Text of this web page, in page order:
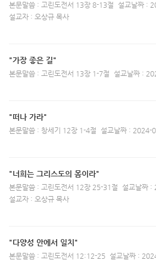
본문말씀 : 고린도전서 13장 8-13절
설교날짜 :
설교자 : 오상규 목사
"가장 좋은 길"
본문말씀 : 고린도전서 13장 1-7절 설교날짜 :
"떠나 가라"
본문말씀 : 창세기 12장 1-4절 설교날짜 : 2024-
"너희는 그리스도의 몸이라"
본문말씀 : 고린도전서 12장 25-31절
설교날짜
설교자 : 오상규 목사
"다양성 안에서 일치"
본문말씀 : 고린도전서 12:12-25 설교날짜 :